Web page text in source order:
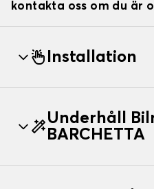
kontakta oss om du är
Installation
Underhåll
BARCHETTA